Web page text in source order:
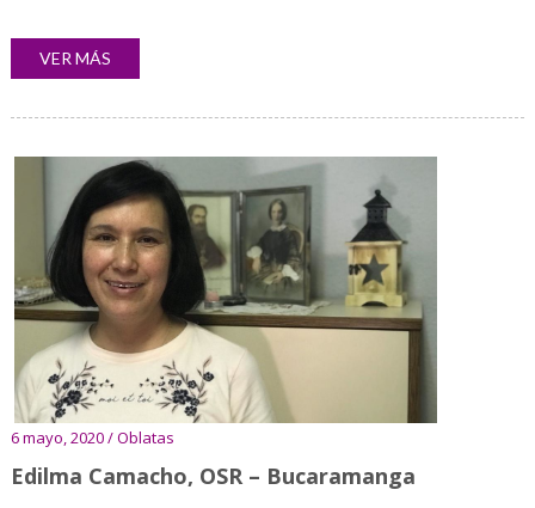
VER MÁS
6 mayo, 2020 / Oblatas
Edilma Camacho, OSR – Bucaramanga